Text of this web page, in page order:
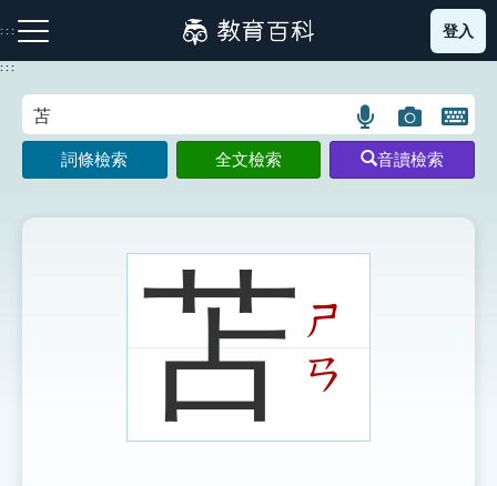
到
主
:::
注音索引圖示 筆畫索引圖示 部首索引表圖示
登入
:::
語
言
搜
示
圖
片
搜
開
鍵
圖
詞條檢索 全文檢索 音讀檢索
苫ㄕ
ㄢ